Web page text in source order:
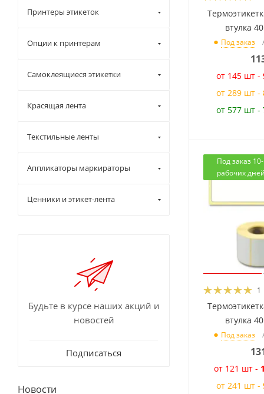
втулка
Под заказ
от 145 шт -
от 289 шт -
от 577 шт -
Под заказ
рабочих дней
1
втулка
Под заказ
от 121 шт -
от 241 шт -
3000 (1)
Принтеры этикеток
Опции к принтерам
Самоклеящиеся этикетки
Красящая лента
Текстильные ленты
Аппликаторы маркираторы
Ценники и этикет-лента
Будьте в курсе наших акций и
новостей
Подписаться
Новости